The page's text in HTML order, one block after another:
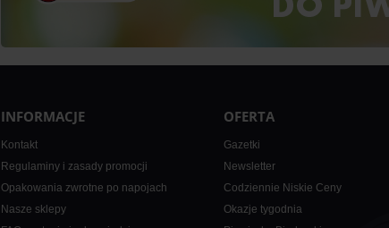
INFORMACJE
Kontakt
Regulaminy i zasady promocji
Opakowania zwrotne po napojach
Nasze sklepy
OFERTA
Gazetki
Newsletter
Codziennie Niskie Ceny
Okazje tygodnia